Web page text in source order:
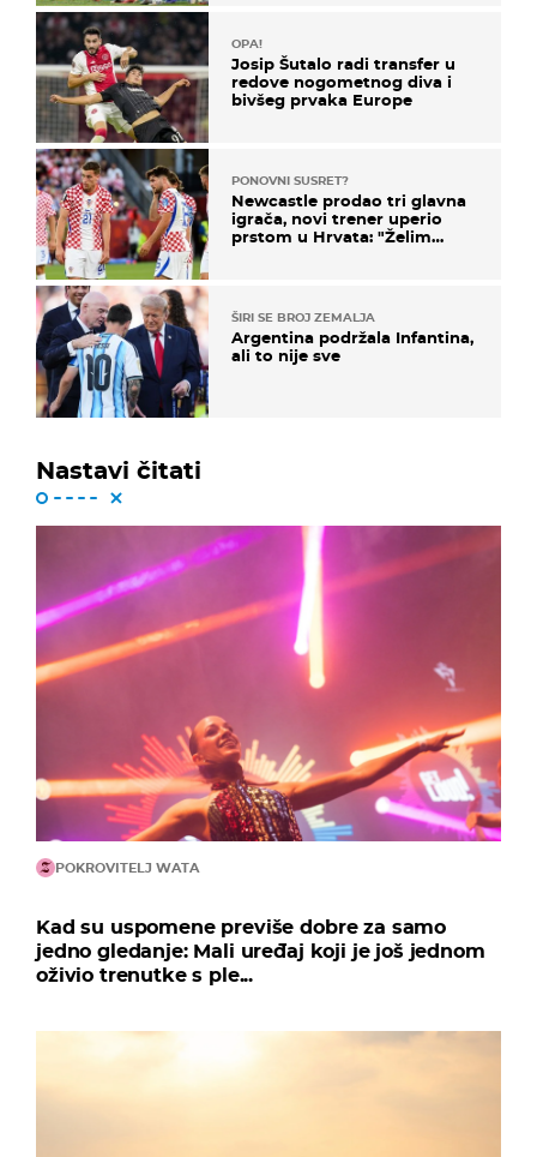
OPA!
Josip Šutalo radi transfer u
redove nogometnog diva i
bivšeg prvaka Europe
PONOVNI SUSRET?
Newcastle prodao tri glavna
igrača, novi trener uperio
prstom u Hrvata: "Želim
ŠIRI SE BROJ ZEMALJA
Argentina podržala Infantina,
ali to nije sve
Nastavi čitati
POKROVITELJ WATA
Kad su uspomene previše dobre za samo
jedno gledanje: Mali uređaj koji je još jednom
oživio trenutke s ple...